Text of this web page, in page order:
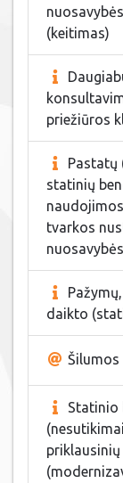
(keitimas)
priežiūros
Pastatų
statinių
tvarkos
daikto
Statinio